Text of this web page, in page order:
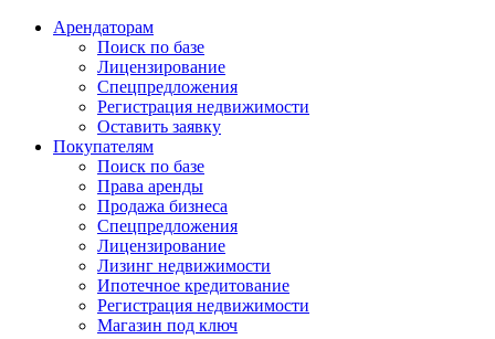
Арендаторам
Поиск по базе
Лицензирование
Спецпредложения
Регистрация недвижимости
Оставить заявку
Покупателям
Поиск по базе
Права аренды
Продажа бизнеса
Спецпредложения
Лицензирование
Лизинг недвижимости
Ипотечное кредитование
Регистрация недвижимости
Магазин под ключ